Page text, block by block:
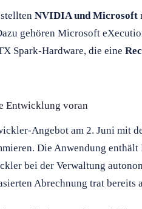
stellten NVIDIA und Microsoft
gehören Microsoft
Spark-Hardware, die eine
Entwicklung voran
Angebot am 2. Juni mit
Die Anwendung
bei der Verwaltung
Abrechnung trat bereits